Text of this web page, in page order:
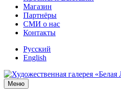
Магазин
Партнёры
СМИ о нас
Контакты
Русский
English
Меню